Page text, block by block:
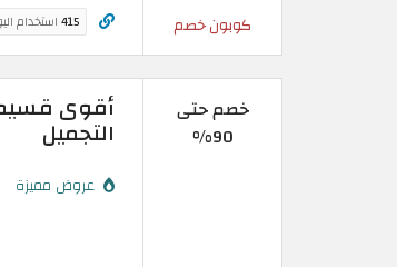
كوبون خصم 415استخدام
خصم حتى
90%
التجميل
عروض مميزة